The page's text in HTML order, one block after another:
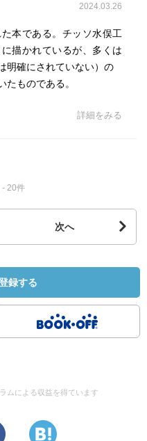
2024.03.26
本である。チッソ水俣工
描かれているが、多くは
明確にされていない）の
ものである。
詳細をみる
- 20件
次へ
録する
ムによる収益を得ています